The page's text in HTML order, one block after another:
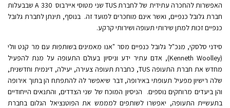
האפשרות להחכרה עתידית של לחברת TUS שני מטוסי איירבוס 330 A שבבעלות
חברת גלובל כנפיים, ואשר אינם מוחכרים למועד זה. בנוסף, תינתן לחברת גלובל
כנפיים זכות למתן שירותי תעופה ושירותי קרקע.
סידני סלסקי, מנכ"ל גלובל כנפיים מסר "אנו מאמינים בשותפות עם מר קנט וולי
(Kenneth Woolley), אדם עתיר ידע וניסיון בעולם התעופה על מנת להפעיל
מחדש את חברת התעופה TUS, כחברת תעופה צעירה, יעילה, דינמית וחדשנית,
שלה רישיון מפעיל תעופתי באירופה, דבר שיאפשר לה להתפתח הן בתוך אירופה
והן ביעדים מרוחקים נוספים. הניסיון המוכח של שני הצדדים, והתנאים הייחודיים
בתעשיית התעופה, יאפשרו לשותפים למממש את הפוטנציאל הגלום בחברת